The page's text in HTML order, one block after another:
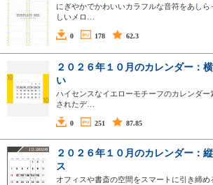
にぎやかでかわいいカラフルな音符をあし
しいメロ…
0 178 62.3
２０２６年１０月のカレンダー：
い
ハイセンスなイエローモチーフのカレンダ
されたデ…
0 251 87.85
２０２６年１０月のカレンダー：
ス
オフィスや書斎の空間をスマートに引き締